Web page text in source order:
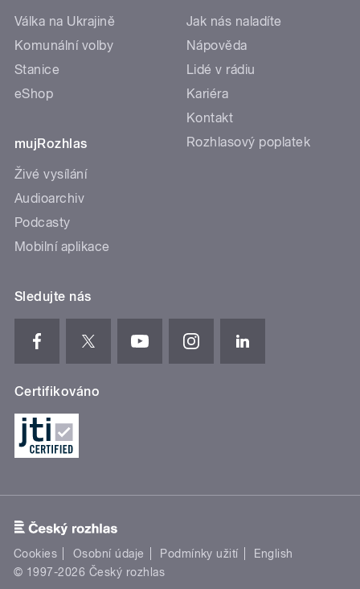
Válka na Ukrajině
Komunální volby
Stanice
eShop
mujRozhlas
Živé vysílání
Audioarchiv
Podcasty
Mobilní aplikace
Jak nás naladíte
Nápověda
Lidé v rádiu
Kariéra
Kontakt
Rozhlasový poplatek
Sledujte nás
Certifikováno
Cookies Osobní údaje Podmínky užití
English
© 1997-2026 Český rozhlas